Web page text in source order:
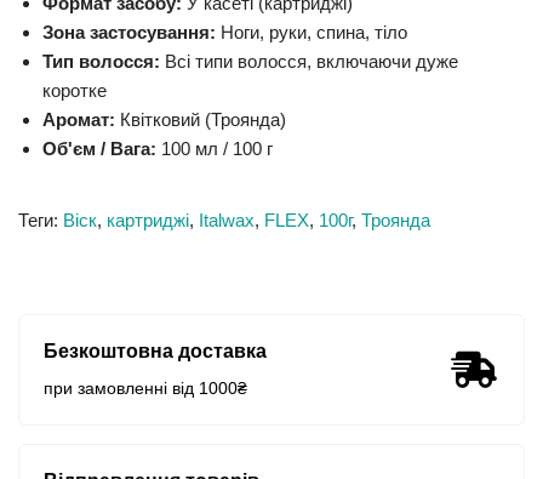
Зона застосування: Ноги, руки, спина, тіло
Тип волосся: Всі типи волосся, включаючи дуже
коротке
Аромат: Квітковий (Троянда)
Об'єм / Вага: 100 мл / 100 г
Теги: Віск, картриджі, Italwax, FLEX, 100г, Троянда
Безкоштовна доставка
при замовленні від 1000₴